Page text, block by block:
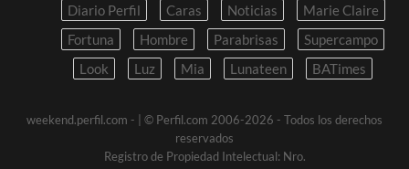
Diario Perfil Caras Noticias
Marie Claire
Fortuna
Hombre Parabrisas
Supercampo
Look
Luz Mia Lunateen BATimes
weekend.perfil.com -
| © Perfil.com 2006-2026 - Todos los derechos
reservados
Registro de Propiedad Intelectual: Nro.